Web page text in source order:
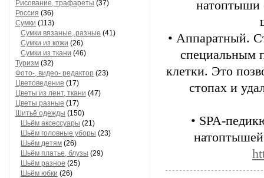
Рисование, трафареты (37)
Россия (36)
Сумки (113)
Сумки вязаные, разные (41)
Сумки из кожи (26)
Сумки из ткани (46)
Туризм (32)
Фото-, видео- редактор (23)
Цветоведение (17)
Цветы из лент, ткани (47)
Цветы разные (17)
Шитьё одежды (150)
Шьём аксессуары (21)
Шьём головные уборы (23)
Шьём детям (26)
Шьём платье, блузы (29)
Шьём разное (25)
Шьём юбки (26)
натоптыши
• Аппаратный.
специальным
клетки. Это
стопах и
• SPA-